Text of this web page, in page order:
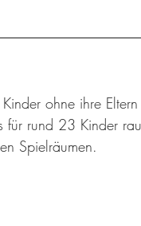
ohne ihre
rund 23 Kinder
Spielräumen.